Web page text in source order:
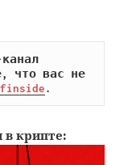
что вас не
.
в крипте: